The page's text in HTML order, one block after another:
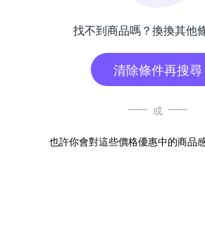
找不到商品嗎？換換其他
清除條件再搜尋
或
也許你會對這些價格優惠中的商品